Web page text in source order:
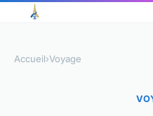
Accueil›Voyage